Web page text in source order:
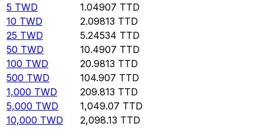
5 TWD 1.04907 TTD
10 TWD 2.09813 TTD
25 TWD 5.24534 TTD
50 TWD 10.4907 TTD
100 TWD 20.9813 TTD
500 TWD 104.907 TTD
1,000 TWD 209.813 TTD
5,000 TWD 1,049.07 TTD
10,000 TWD 2,098.13 TTD